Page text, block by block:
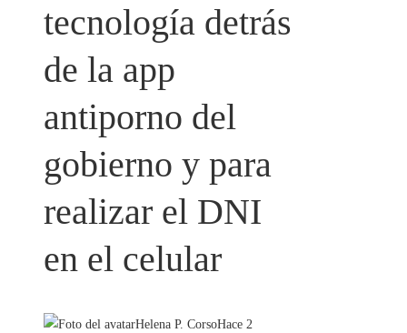
tecnología detrás
de la app
antiporno del
gobierno y para
realizar el DNI
en el celular
Helena P. CorsoHace 2